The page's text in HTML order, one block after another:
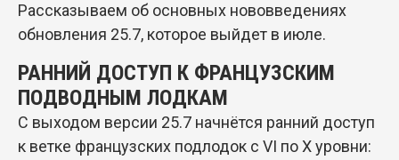
Рассказываем об основных нововведениях
обновления 25.7, которое выйдет в июле.
РАННИЙ ДОСТУП К ФРАНЦУЗСКИМ
ПОДВОДНЫМ ЛОДКАМ
С выходом версии 25.7 начнётся ранний доступ
к ветке французских подлодок с VI по Х уровни: